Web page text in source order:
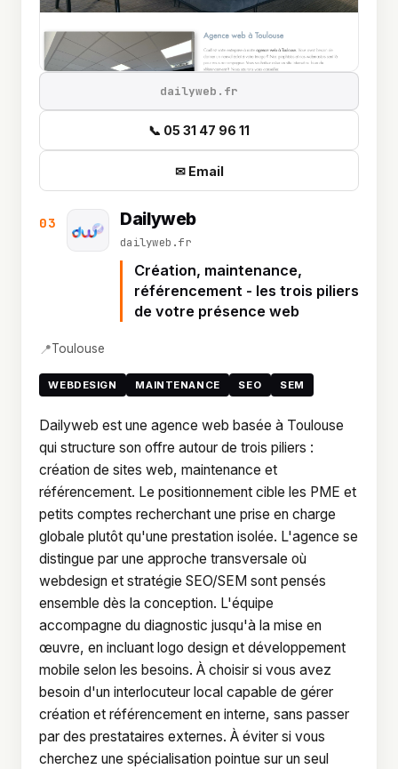
03 Dailyweb
dailyweb.fr
Création, maintenance,
référencement - les trois piliers
de votre présence web
📍Toulouse
WEBDESIGN MAINTENANCE SEO SEM
Dailyweb est une agence web basée à Toulouse
qui structure son offre autour de trois piliers :
création de sites web, maintenance et
référencement. Le positionnement cible les PME et
petits comptes recherchant une prise en charge
globale plutôt qu'une prestation isolée. L'agence se
distingue par une approche transversale où
webdesign et stratégie SEO/SEM sont pensés
ensemble dès la conception. L'équipe
accompagne du diagnostic jusqu'à la mise en
œuvre, en incluant logo design et développement
mobile selon les besoins. À choisir si vous avez
besoin d'un interlocuteur local capable de gérer
création et référencement en interne, sans passer
par des prestataires externes. À éviter si vous
cherchez une spécialisation pointue sur un seul
dailyweb.fr
📞 05 31 47 96 11
✉ Email